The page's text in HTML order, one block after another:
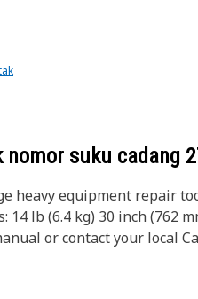
nomor suku cadang
heavy equipment repair
lb (6.4 kg) 30 inch (762
or contact your local